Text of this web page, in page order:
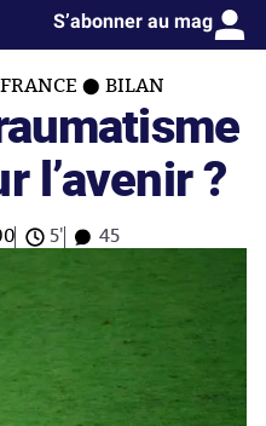
S’abonner au mag
BILAN
l’avenir ?
5' 45